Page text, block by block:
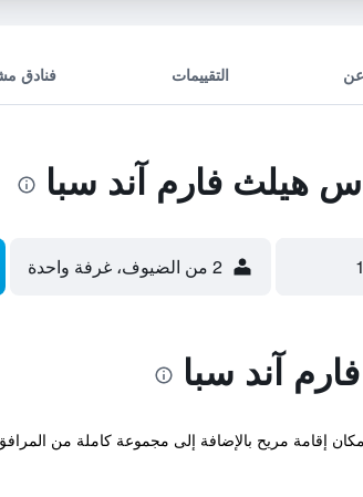
التقييمات فنادق
هيلث فارم آند سبا
2 من الضيوف، غرفة واحدة
آند سبا
إقامة مريح بالإضافة إلى مجموعة كاملة من